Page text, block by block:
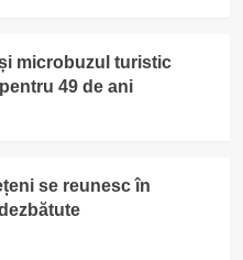
microbuzul turistic
49 de ani
se reunesc în